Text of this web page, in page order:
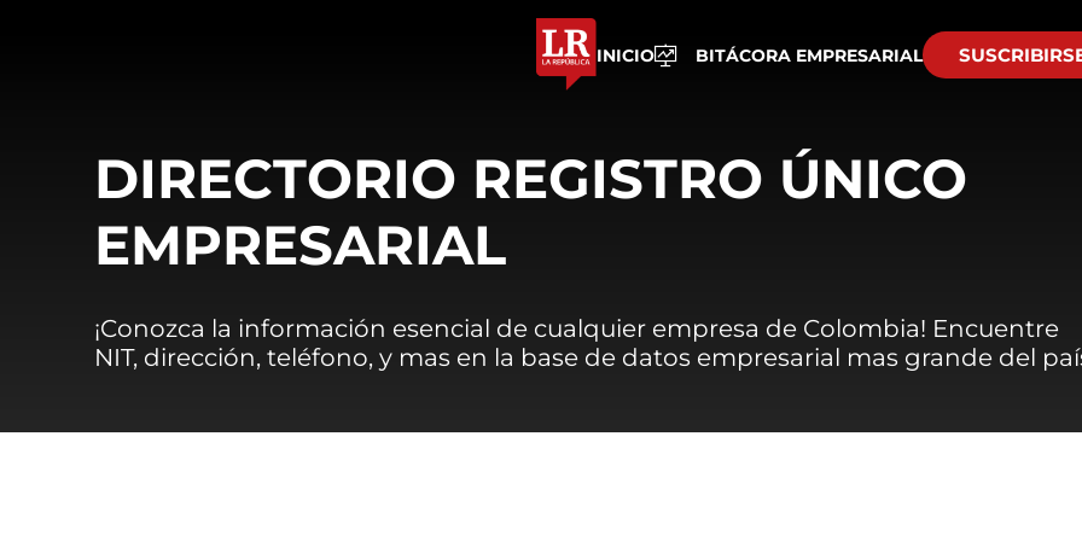
INICIO BITÁCORA EMPRESARIAL
DIRECTORIO REGISTRO ÚNICO
EMPRESARIAL
¡Conozca la información esencial de cualquier empresa de Colombia! Encuentre
NIT, dirección, teléfono, y mas en la base de datos empresarial mas grande del